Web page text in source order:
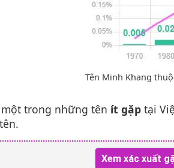
Tên Minh Khang
trong những tên ít gặp tại
Xem xác xuất